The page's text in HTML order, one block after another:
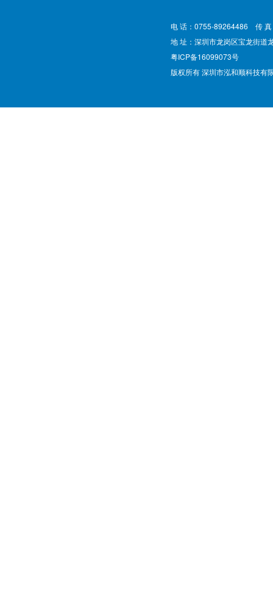
电 话：0755-89264486 传
地 址：深圳市龙岗区宝龙街道
粤ICP备16099073号
版权所有 深圳市泓和顺科技有